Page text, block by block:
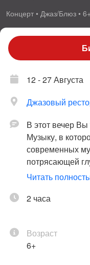
Концерт • Джаз/Блюз • 6+
12 - 27 Августа
Джазовый
В этот вечер
Музыку, в
современных
потрясающей
назначены
Jimi Hendrix,
Clapton и
Читать
2 часа
Возраст
6+